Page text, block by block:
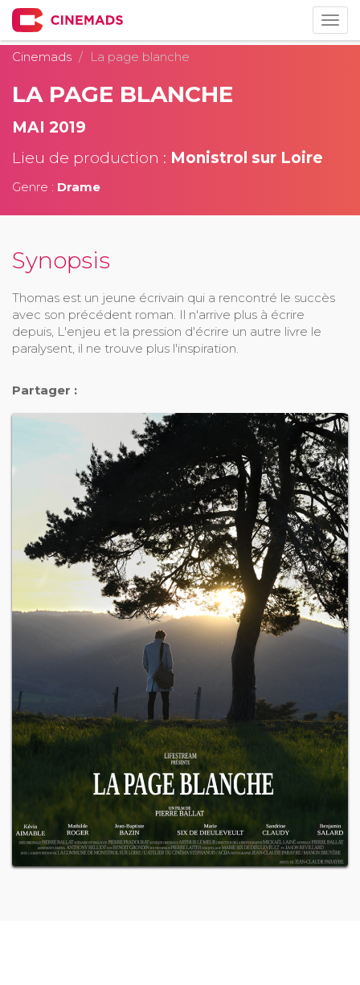
Cinemads
La page blanche
LA PAGE BLANCHE
MAI 2019
Lieu de production : Monistrol sur Loire
Genre : Drame
Synopsis
Thomas est un jeune écrivain qui a rencontré le succès
avec son précédent roman. Il n'arrive plus à écrire
depuis, L'enjeu et la pression d'écrire un autre livre le
paralysent, il ne trouve plus l'inspiration.
Partager :